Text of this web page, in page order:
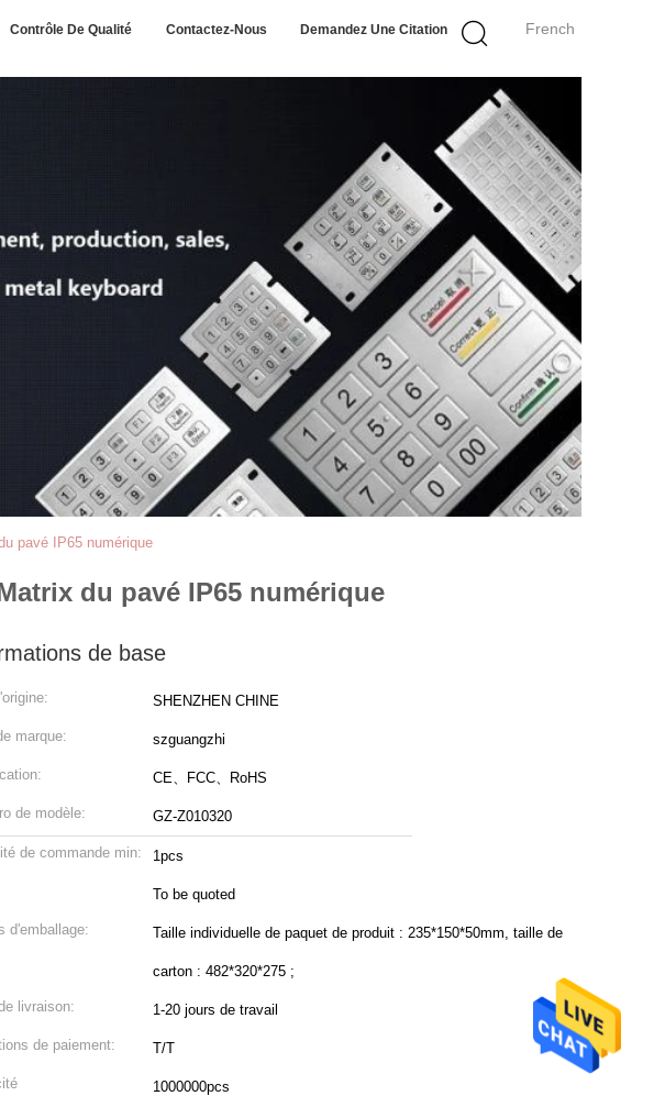
French
Contrôle De Qualité Contactez-Nous Demandez Une Citation
pavé IP65 numérique
du pavé IP65 numérique
de base
SHENZHEN CHINE
marque: szguangzhi
CE、FCC、RoHS
de modèle: GZ-Z010320
de commande min: 1pcs
To be quoted
d'emballage: Taille individuelle de paquet de produit : 235*150*50mm, taille de
carton : 482*320*275 ;
livraison: 1-20 jours de travail
de paiement: T/T
1000000pcs